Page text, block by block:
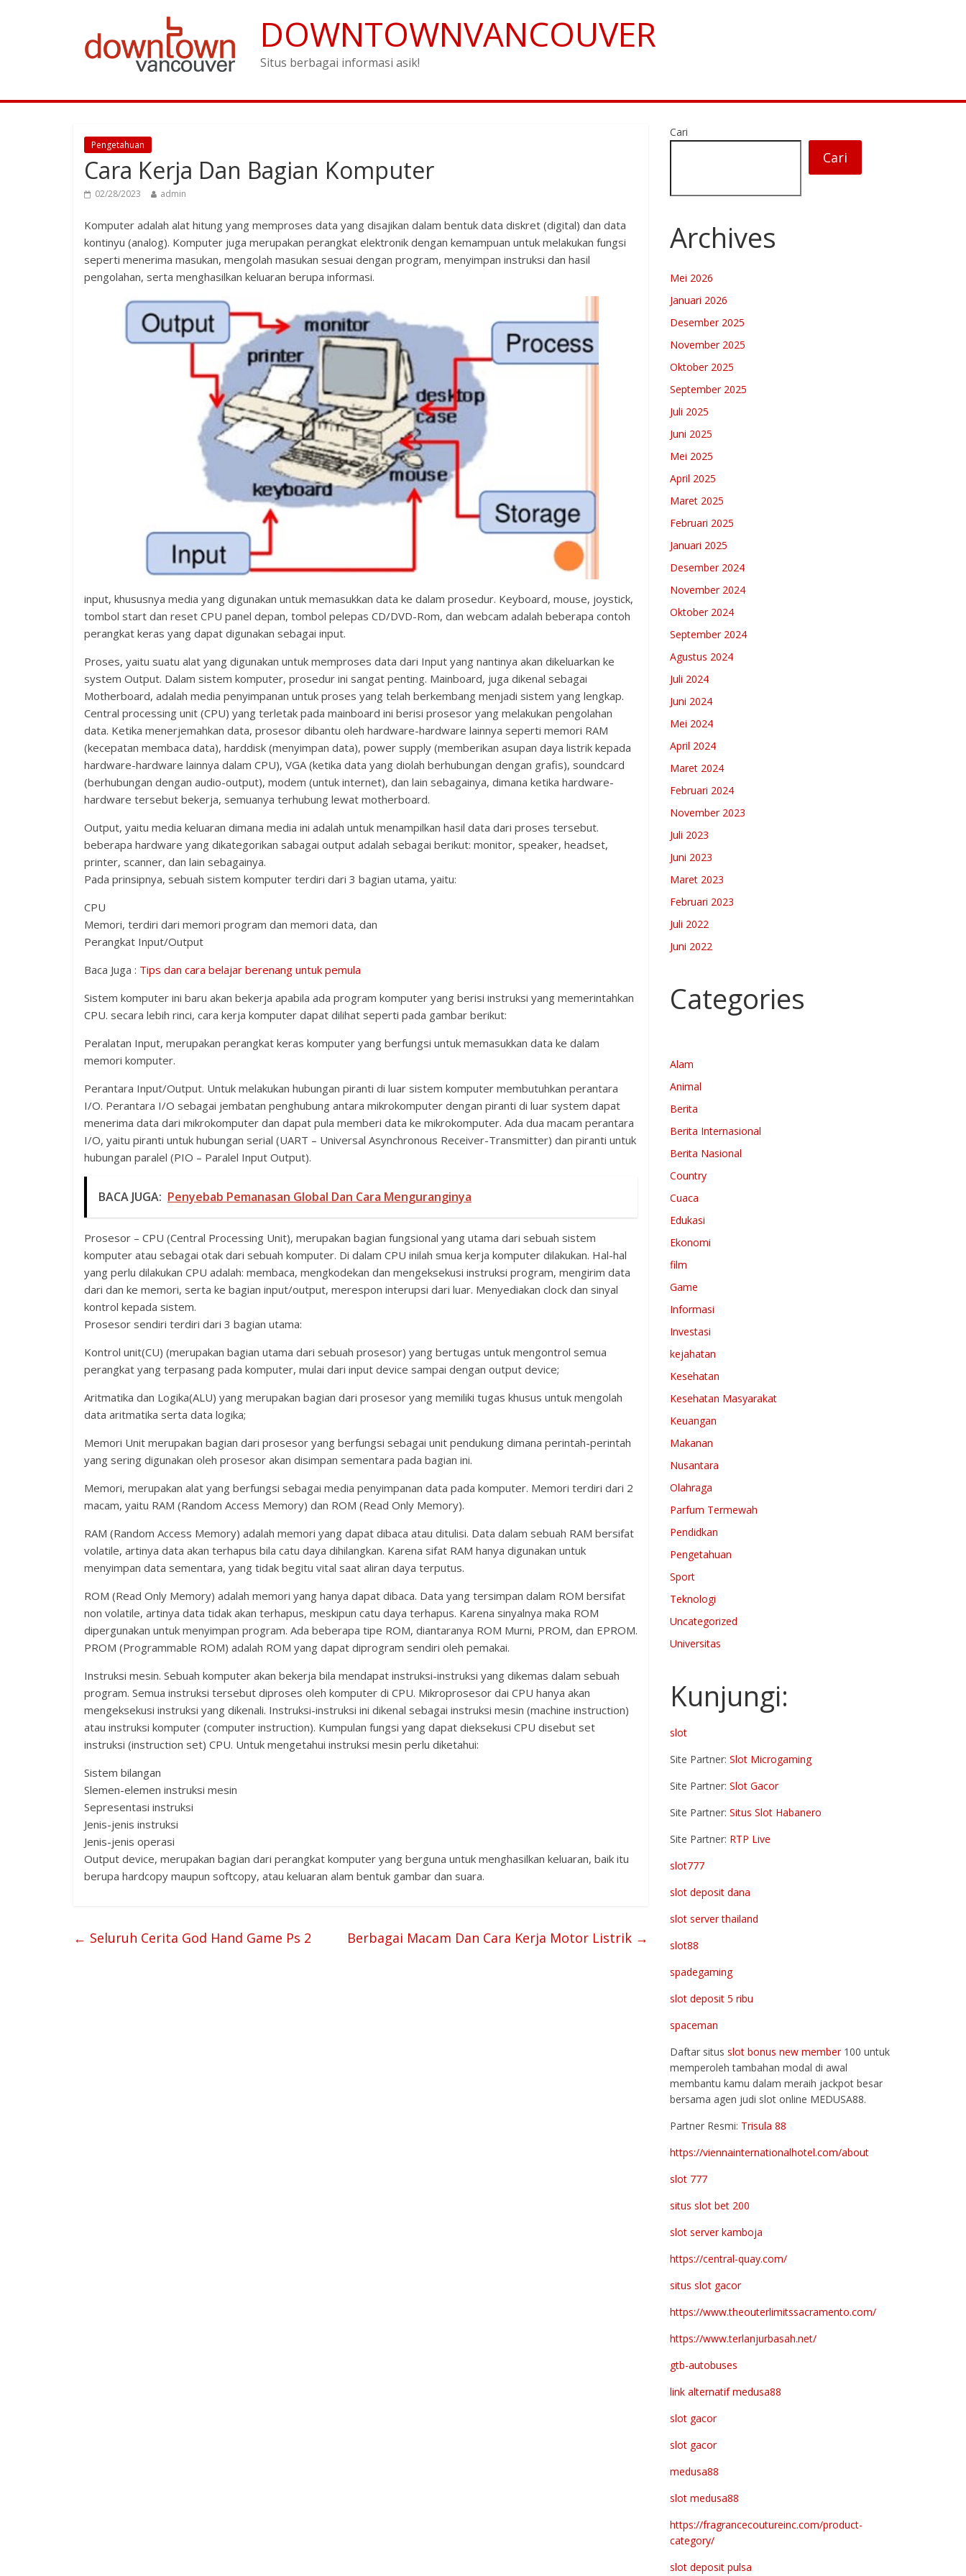
DOWNTOWNVANCOUVER
Situs berbagai informasi asik!
Pengetahuan
Cara Kerja Dan Bagian Komputer
02/28/2023 admin
Komputer adalah alat hitung yang memproses data yang disajikan dalam bentuk data diskret (digital) dan data
kontinyu (analog). Komputer juga merupakan perangkat elektronik dengan kemampuan untuk melakukan fungsi
seperti menerima masukan, mengolah masukan sesuai dengan program, menyimpan instruksi dan hasil
pengolahan, serta menghasilkan keluaran berupa informasi.
input, khususnya media yang digunakan untuk memasukkan data ke dalam prosedur. Keyboard, mouse, joystick,
tombol start dan reset CPU panel depan, tombol pelepas CD/DVD-Rom, dan webcam adalah beberapa contoh
perangkat keras yang dapat digunakan sebagai input.
Proses, yaitu suatu alat yang digunakan untuk memproses data dari Input yang nantinya akan dikeluarkan ke
system Output. Dalam sistem komputer, prosedur ini sangat penting. Mainboard, juga dikenal sebagai
Motherboard, adalah media penyimpanan untuk proses yang telah berkembang menjadi sistem yang lengkap.
Central processing unit (CPU) yang terletak pada mainboard ini berisi prosesor yang melakukan pengolahan
data. Ketika menerjemahkan data, prosesor dibantu oleh hardware-hardware lainnya seperti memori RAM
(kecepatan membaca data), harddisk (menyimpan data), power supply (memberikan asupan daya listrik kepada
hardware-hardware lainnya dalam CPU), VGA (ketika data yang diolah berhubungan dengan grafis), soundcard
(berhubungan dengan audio-output), modem (untuk internet), dan lain sebagainya, dimana ketika hardware-
hardware tersebut bekerja, semuanya terhubung lewat motherboard.
Output, yaitu media keluaran dimana media ini adalah untuk menampilkan hasil data dari proses tersebut.
beberapa hardware yang dikategorikan sabagai output adalah sebagai berikut: monitor, speaker, headset,
printer, scanner, dan lain sebagainya.
Pada prinsipnya, sebuah sistem komputer terdiri dari 3 bagian utama, yaitu:
CPU
Memori, terdiri dari memori program dan memori data, dan
Perangkat Input/Output
Baca Juga : Tips dan cara belajar berenang untuk pemula
Sistem komputer ini baru akan bekerja apabila ada program komputer yang berisi instruksi yang memerintahkan
CPU. secara lebih rinci, cara kerja komputer dapat dilihat seperti pada gambar berikut:
Peralatan Input, merupakan perangkat keras komputer yang berfungsi untuk memasukkan data ke dalam
memori komputer.
Perantara Input/Output. Untuk melakukan hubungan piranti di luar sistem komputer membutuhkan perantara
I/O. Perantara I/O sebagai jembatan penghubung antara mikrokomputer dengan piranti di luar system dapat
menerima data dari mikrokomputer dan dapat pula memberi data ke mikrokomputer. Ada dua macam perantara
I/O, yaitu piranti untuk hubungan serial (UART – Universal Asynchronous Receiver-Transmitter) dan piranti untuk
hubungan paralel (PIO – Paralel Input Output).
BACA JUGA: Penyebab Pemanasan Global Dan Cara Menguranginya
Prosesor – CPU (Central Processing Unit), merupakan bagian fungsional yang utama dari sebuah sistem
komputer atau sebagai otak dari sebuah komputer. Di dalam CPU inilah smua kerja komputer dilakukan. Hal-hal
yang perlu dilakukan CPU adalah: membaca, mengkodekan dan mengeksekusi instruksi program, mengirim data
dari dan ke memori, serta ke bagian input/output, merespon interupsi dari luar. Menyediakan clock dan sinyal
kontrol kepada sistem.
Prosesor sendiri terdiri dari 3 bagian utama:
Kontrol unit(CU) (merupakan bagian utama dari sebuah prosesor) yang bertugas untuk mengontrol semua
perangkat yang terpasang pada komputer, mulai dari input device sampai dengan output device;
Aritmatika dan Logika(ALU) yang merupakan bagian dari prosesor yang memiliki tugas khusus untuk mengolah
data aritmatika serta data logika;
Memori Unit merupakan bagian dari prosesor yang berfungsi sebagai unit pendukung dimana perintah-perintah
yang sering digunakan oleh prosesor akan disimpan sementara pada bagian ini.
Memori, merupakan alat yang berfungsi sebagai media penyimpanan data pada komputer. Memori terdiri dari 2
macam, yaitu RAM (Random Access Memory) dan ROM (Read Only Memory).
RAM (Random Access Memory) adalah memori yang dapat dibaca atau ditulisi. Data dalam sebuah RAM bersifat
volatile, artinya data akan terhapus bila catu daya dihilangkan. Karena sifat RAM hanya digunakan untuk
menyimpan data sementara, yang tidak begitu vital saat aliran daya terputus.
ROM (Read Only Memory) adalah memori yang hanya dapat dibaca. Data yang tersimpan dalam ROM bersifat
non volatile, artinya data tidak akan terhapus, meskipun catu daya terhapus. Karena sinyalnya maka ROM
dipergunakan untuk menyimpan program. Ada beberapa tipe ROM, diantaranya ROM Murni, PROM, dan EPROM.
PROM (Programmable ROM) adalah ROM yang dapat diprogram sendiri oleh pemakai.
Instruksi mesin. Sebuah komputer akan bekerja bila mendapat instruksi-instruksi yang dikemas dalam sebuah
program. Semua instruksi tersebut diproses oleh komputer di CPU. Mikroprosesor dai CPU hanya akan
mengeksekusi instruksi yang dikenali. Instruksi-instruksi ini dikenal sebagai instruksi mesin (machine instruction)
atau instruksi komputer (computer instruction). Kumpulan fungsi yang dapat dieksekusi CPU disebut set
instruksi (instruction set) CPU. Untuk mengetahui instruksi mesin perlu diketahui:
Sistem bilangan
Slemen-elemen instruksi mesin
Sepresentasi instruksi
Jenis-jenis instruksi
Jenis-jenis operasi
Output device, merupakan bagian dari perangkat komputer yang berguna untuk menghasilkan keluaran, baik itu
berupa hardcopy maupun softcopy, atau keluaran alam bentuk gambar dan suara.
← Seluruh Cerita God Hand Game Ps 2 Berbagai Macam Dan Cara Kerja Motor Listrik →
Cari
Cari
Archives
Mei 2026
Januari 2026
Desember 2025
November 2025
Oktober 2025
September 2025
Juli 2025
Juni 2025
Mei 2025
April 2025
Maret 2025
Februari 2025
Januari 2025
Desember 2024
November 2024
Oktober 2024
September 2024
Agustus 2024
Juli 2024
Juni 2024
Mei 2024
April 2024
Maret 2024
Februari 2024
November 2023
Juli 2023
Juni 2023
Maret 2023
Februari 2023
Juli 2022
Juni 2022
Categories
Alam
Animal
Berita
Berita Internasional
Berita Nasional
Country
Cuaca
Edukasi
Ekonomi
film
Game
Informasi
Investasi
kejahatan
Kesehatan
Kesehatan Masyarakat
Keuangan
Makanan
Nusantara
Olahraga
Parfum Termewah
Pendidkan
Pengetahuan
Sport
Teknologi
Uncategorized
Universitas
Kunjungi:
slot
Site Partner: Slot Microgaming
Site Partner: Slot Gacor
Site Partner: Situs Slot Habanero
Site Partner: RTP Live
slot777
slot deposit dana
slot server thailand
slot88
spadegaming
slot deposit 5 ribu
spaceman
Daftar situs slot bonus new member100 untuk
memperoleh tambahan modal di awal
membantu kamu dalam meraih jackpot besar
bersama agen judi slot online MEDUSA88.
Partner Resmi: Trisula 88
https://viennainternationalhotel.com/about
slot 777
situs slot bet 200
slot server kamboja
https://central-quay.com/
situs slot gacor
https://www.theouterlimitssacramento.com/
https://www.terlanjurbasah.net/
gtb-autobuses
link alternatif medusa88
slot gacor
slot gacor
medusa88
slot medusa88
https://fragrancecoutureinc.com/product-
category/
slot deposit pulsa